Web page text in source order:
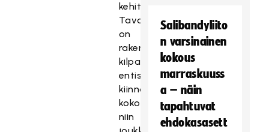
kehittämisestä.
Tavoitteena
on
rakentaa
kilpailusta
entistä
kiinnostavampi
kokonaisuus
niin
Salibandyliito
n varsinainen
kokous
marraskuuss
a – näin
tapahtuvat
ehdokasasett